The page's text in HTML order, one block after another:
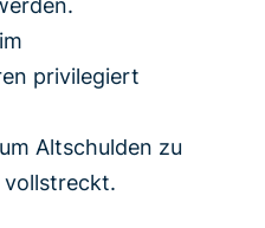
privilegiert
Altschulden zu
vollstreckt.